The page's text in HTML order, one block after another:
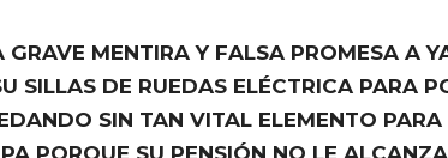
GRAVE MENTIRA Y FALSA PROMESA A
SILLAS DE RUEDAS ELÉCTRICA PARA
SIN TAN VITAL ELEMENTO
PORQUE SU PENSIÓN NO LE